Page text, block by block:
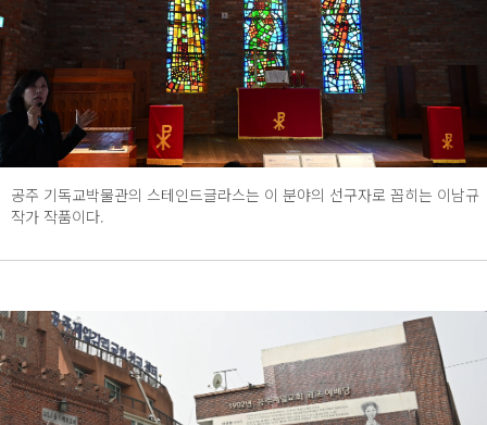
공주 기독교박물관의 스테인드글라스는 이 분야의 선구자로 꼽히는 이남규
작가 작품이다.